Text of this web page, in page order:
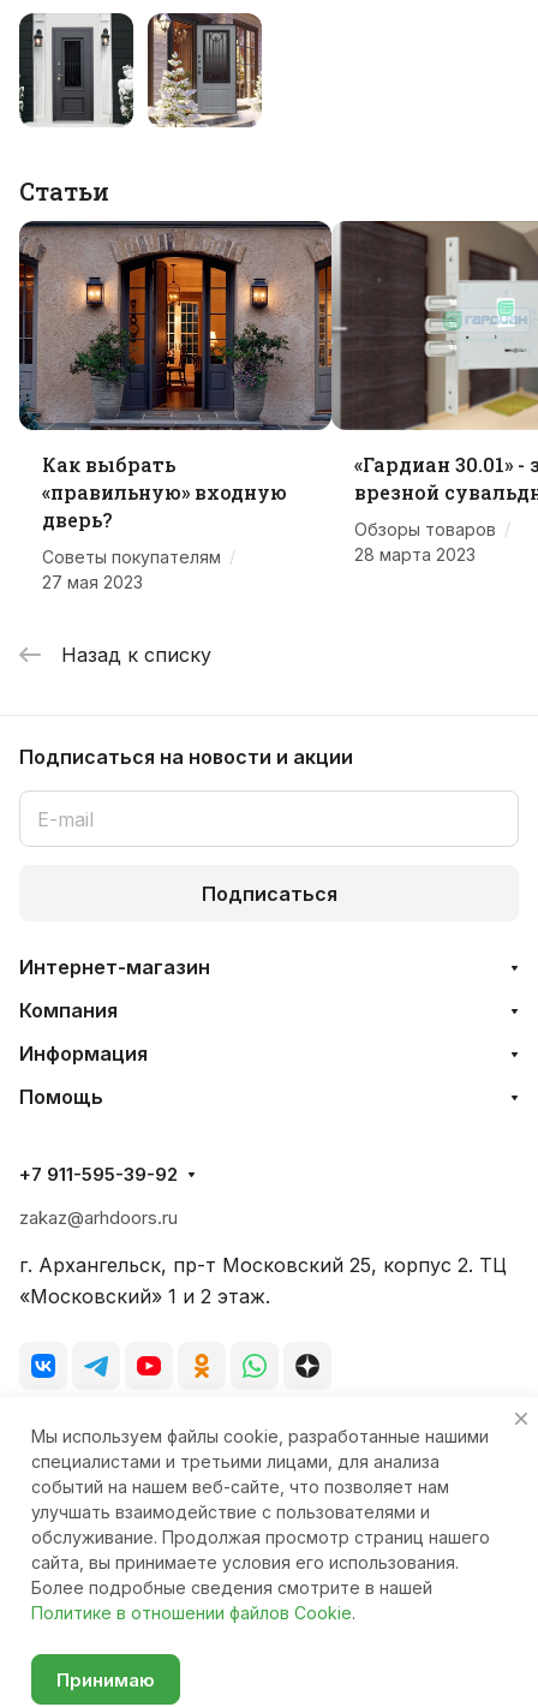
Статьи
Как выбрать
«правильную» входную
дверь?
Советы покупателям /
27 мая 2023
«Гардиан 30.01» -
врезной
Обзоры товаров /
28 марта 2023
Назад к списку
Главная
Подписаться на новости и акции
Подписаться
Интернет-магазин
Компания
Информация
Помощь
+7 911-595-39-92
zakaz@arhdoors.ru
г. Архангельск, пр-т Московский 25, корпус 2. ТЦ
«Московский» 1 и 2 этаж.
© 2026 Фирменный салон-магазин «Стиль-Двери»
Конфиденциальность Ответственность
Мы используем файлы cookie, разработанные нашими
специалистами и третьими лицами, для анализа
событий на нашем веб-сайте, что позволяет нам
улучшать взаимодействие с пользователями и
обслуживание. Продолжая просмотр страниц нашего
сайта, вы принимаете условия его использования.
Более подробные сведения смотрите в нашей
Политике в отношении файлов Cookie.
Принимаю